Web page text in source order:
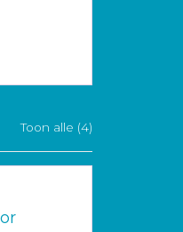
Toon alle (4)